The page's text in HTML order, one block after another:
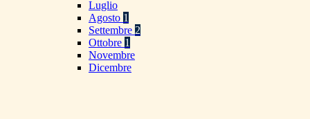
Luglio
Agosto 1
Settembre 2
Ottobre 1
Novembre
Dicembre